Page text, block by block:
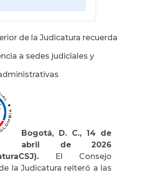
de la Judicatura recuerda
a sedes judiciales y
Bogotá, D. C., 14 de
abril de 2026
El Consejo
la Judicatura reiteró a las